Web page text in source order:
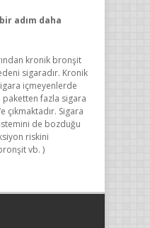
adım daha
kronik bronşit
sigaradır. Kronik
içmeyenlerde
paketten fazla sigara
çıkmaktadır. Sigara
de bozduğu
riskini
vb. )